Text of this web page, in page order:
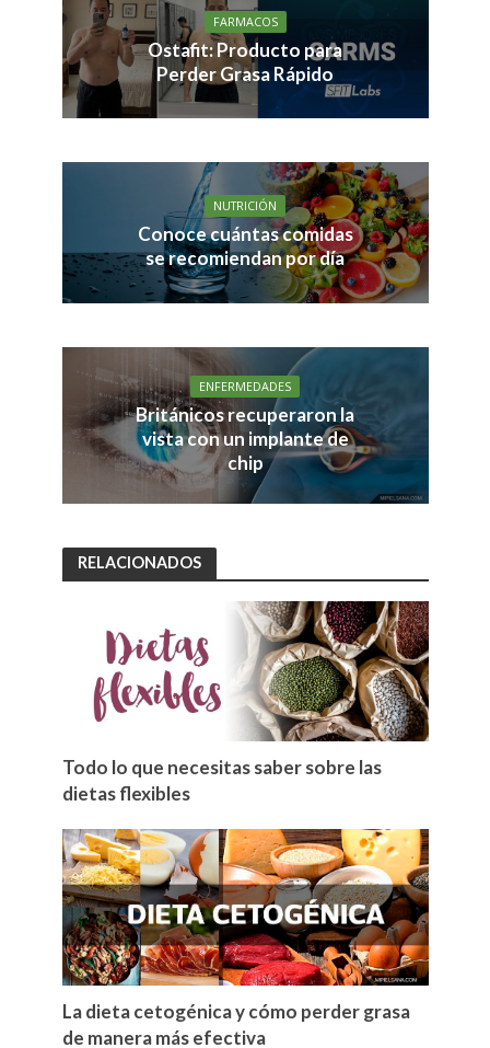
FARMACOS
Ostafit: Producto para
Perder Grasa Rápido
NUTRICIÓN
Conoce cuántas comidas
se recomiendan por día
ENFERMEDADES
Británicos recuperaron la
vista con un implante de
chip
RELACIONADOS
Todo lo que necesitas saber sobre las
dietas flexibles
La dieta cetogénica y cómo perder grasa
de manera más efectiva